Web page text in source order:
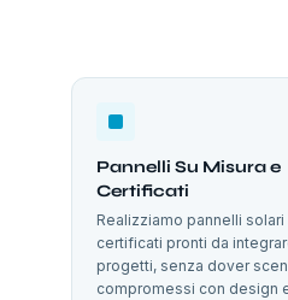
Pannelli Su Misura e
Certificati
Realizziamo pannelli solari
certificati pronti da
progetti, senza dover
compromessi con design